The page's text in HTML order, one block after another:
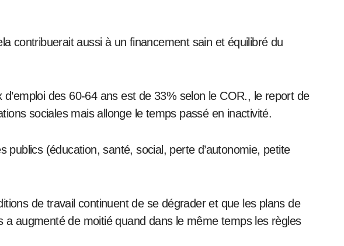
contribuerait aussi à un financement sain et équilibré du
des 60-64 ans est de 33% selon le COR., le report de
sociales mais allonge le temps passé en inactivité.
(éducation, santé, social, perte d’autonomie, petite
de travail continuent de se dégrader et que les plans de
a augmenté de moitié quand dans le même temps les règles